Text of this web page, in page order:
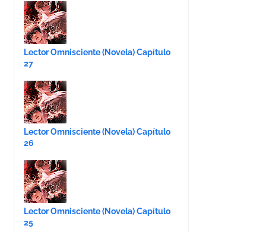
Lector Omnisciente (Novela) Capítulo
27
Lector Omnisciente (Novela) Capítulo
26
Lector Omnisciente (Novela) Capítulo
25